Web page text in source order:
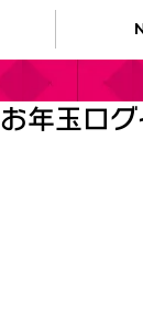
お年玉ロ